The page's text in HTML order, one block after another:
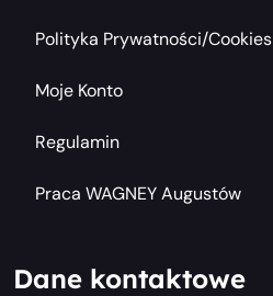
Polityka Prywatności/cookies
Moje Konto
Regulamin
Praca WAGNEY Augustów
Dane kontaktowe